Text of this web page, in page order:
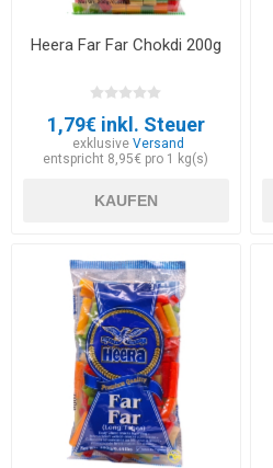
Heera Far Far Chokdi 200g
1,79€ inkl. Steuer
exklusiveVersand
entspricht 8,95€ pro 1 kg(s)
KAUFEN